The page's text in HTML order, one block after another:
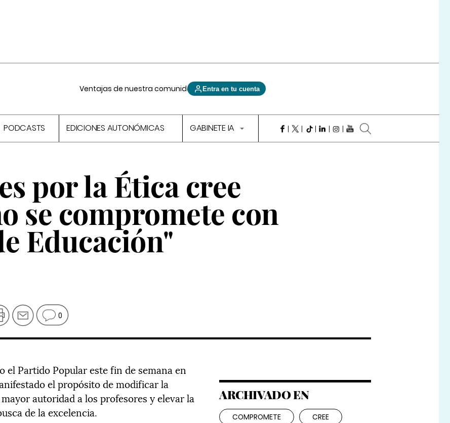
Ventajas de nuestra comunidad Entra en tu cuenta
PODCASTS EDICIONES AUTONÓMICAS GABINETE IA
por la Ética cree
se compromete con
Educación"
0
el Partido Popular este fin de semana en
el propósito de modificar la
autoridad a los profesores y elevar la
de la excelencia.
ARCHIVADO EN
COMPROMETE CREE